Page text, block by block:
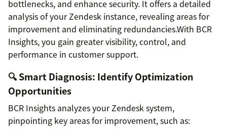
bottlenecks, and enhance security. It offers a detailed
analysis of your Zendesk instance, revealing areas for
improvement and eliminating redundancies.With BCR
Insights, you gain greater visibility, control, and
performance in customer support.
🔍 Smart Diagnosis: Identify Optimization
Opportunities
BCR Insights analyzes your Zendesk system,
pinpointing key areas for improvement, such as: